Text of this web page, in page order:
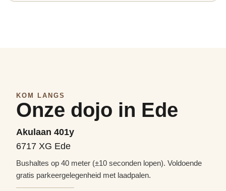
KOM LANGS
Onze dojo in Ede
Akulaan 401y
6717 XG Ede
Bushaltes op 40 meter (±10 seconden lopen). Voldoende
gratis parkeergelegenheid met laadpalen.